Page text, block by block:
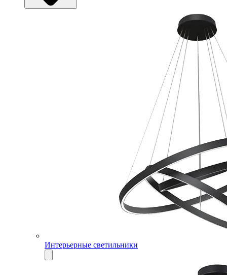
Интерьерные светильники